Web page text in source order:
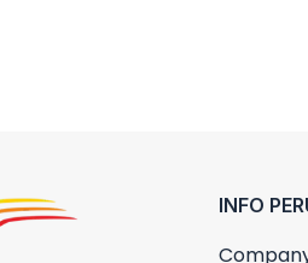
INFO